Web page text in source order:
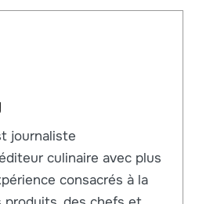
journaliste
culinaire avec plus
consacrés à la